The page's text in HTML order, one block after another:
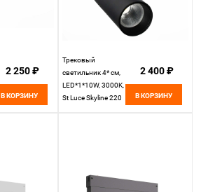
2 250 ₽
В КОРЗИНУ
Трековый
светильник 4* см,
LED*1*10W, 3000K,
St Luce Skyline 220
2 400 ₽
В КОРЗИНУ